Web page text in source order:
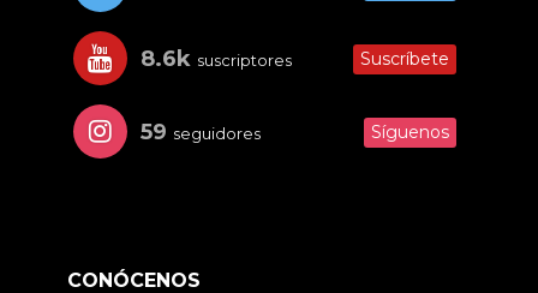
8.6k suscriptores Suscríbete
59 seguidores Síguenos
CONÓCENOS